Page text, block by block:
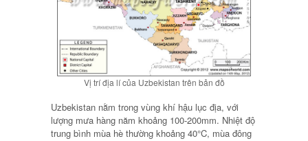
Vị trí địa lí của Uzbekistan trên bản đồ
Uzbekistan nằm trong vùng khí hậu lục địa, với
lượng mưa hàng năm khoảng 100-200mm. Nhiệt độ
trung bình mùa hè thường khoảng 40°C, mùa đông